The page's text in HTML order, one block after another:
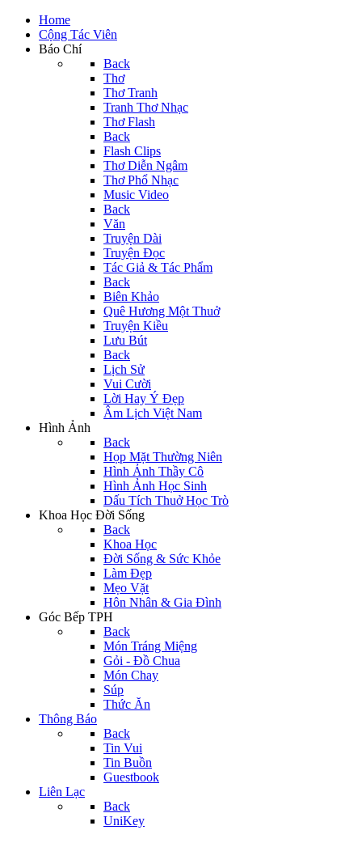
Home
Cộng Tác Viên
Báo Chí
Back
Thơ
Thơ Tranh
Tranh Thơ Nhạc
Thơ Flash
Back
Flash Clips
Thơ Diễn Ngâm
Thơ Phổ Nhạc
Music Video
Back
Văn
Truyện Dài
Truyện Đọc
Tác Giả & Tác Phẩm
Back
Biên Khảo
Quê Hương Một Thuở
Truyện Kiều
Lưu Bút
Back
Lịch Sử
Vui Cười
Lời Hay Ý Đẹp
Âm Lịch Việt Nam
Hình Ảnh
Back
Họp Mặt Thường Niên
Hình Ảnh Thầy Cô
Hình Ảnh Học Sinh
Dấu Tích Thuở Học Trò
Khoa Học Đời Sống
Back
Khoa Học
Đời Sống & Sức Khỏe
Làm Đẹp
Mẹo Vặt
Hôn Nhân & Gia Đình
Góc Bếp TPH
Back
Món Tráng Miệng
Gỏi - Đồ Chua
Món Chay
Súp
Thức Ăn
Thông Báo
Back
Tin Vui
Tin Buồn
Guestbook
Liên Lạc
Back
UniKey